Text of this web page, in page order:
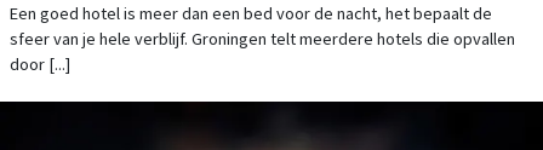
Een goed hotel is meer dan een bed voor de nacht, het bepaalt de
sfeer van je hele verblijf. Groningen telt meerdere hotels die opvallen
door [...]